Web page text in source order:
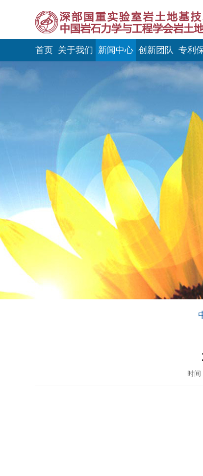
首页 关于我们 新闻中心 创新团队 专利
时间